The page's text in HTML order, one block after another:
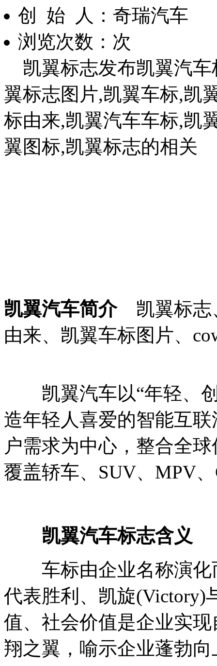
创 始 人：奇瑞汽车
浏览次数： 次
凯翼标志发布凯翼汽车
翼标志图片,凯翼车标,凯
标由来,凯翼汽车车标,凯
翼图标,凯翼标志的相关
凯翼汽车简介
凯翼标
由来、凯翼车标图片、
凯翼汽车以“年轻、创
造年轻人喜爱的智能互
户需求为中心，整合全
覆盖轿车、SUV、MPV
凯翼汽车标志含义
车标由企业名称演化
代表胜利、凯旋(Victory)
值、社会价值是企业实
翔之翼，喻示企业蓬勃